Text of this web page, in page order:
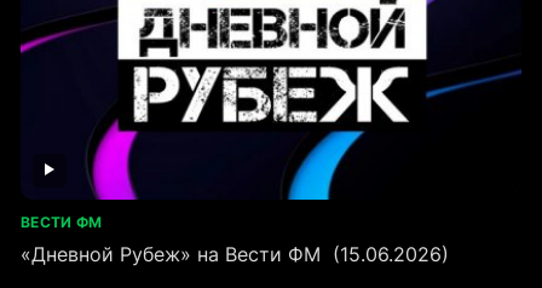
ВЕСТИ ФМ
«Дневной Рубеж» на Вести ФМ (15.06.2026)